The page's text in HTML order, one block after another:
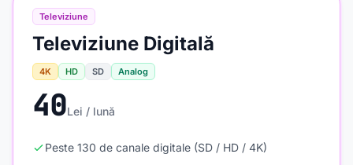
Televiziune
Televiziune Digitală
4K HD SD Analog
40Lei / lună
Peste 130 de canale digitale (SD / HD / 4K)